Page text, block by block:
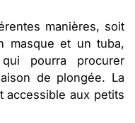
manières, soit
masque et un tuba,
pourra procurer
de plongée. La
accessible aux petits